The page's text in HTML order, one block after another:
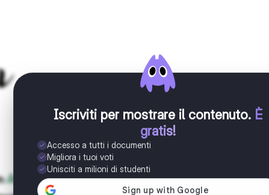
Iscriviti per mostrare il contenuto. È
gratis!
Accesso a tutti i documenti
Migliora i tuoi voti
Unisciti a milioni di studenti